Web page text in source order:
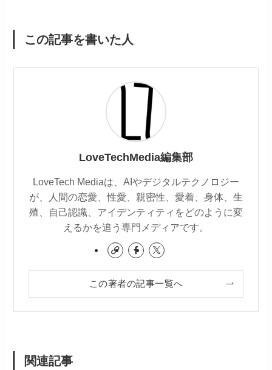
この記事を書いた人
LoveTechMedia編集部
LoveTech Mediaは、AIやデジタルテクノロジー
が、人間の恋愛、性愛、親密性、愛着、身体、生
殖、自己認識、アイデンティティをどのように変
えるかを追う専門メディアです。
この著者の記事一覧へ
関連記事